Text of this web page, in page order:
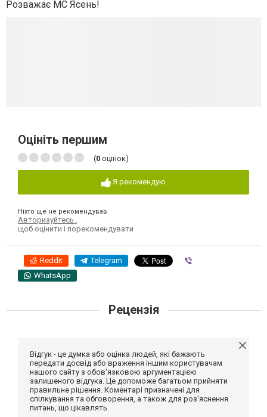
Розважає МС Ясень!
Оцініть першим
(0 оцінок)
Я рекомендую
Ніхто ще не рекомендував
Авторизуйтесь
щоб оцінити і порекомендувати
Reddit Telegram
WhatsApp
Рецензія
Відгук - це думка або оцінка людей, які бажають
передати досвід або враження іншим користувачам
нашого сайту з обов'язковою аргументацією
залишеного відгука. Це допоможе багатьом прийняти
правильне рішення. Коментарі призначені для
спілкування та обговорення, а також для роз'яснення
питань, що цікавлять.